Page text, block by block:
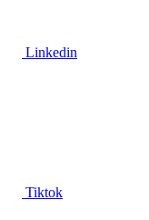
Linkedin
Tiktok